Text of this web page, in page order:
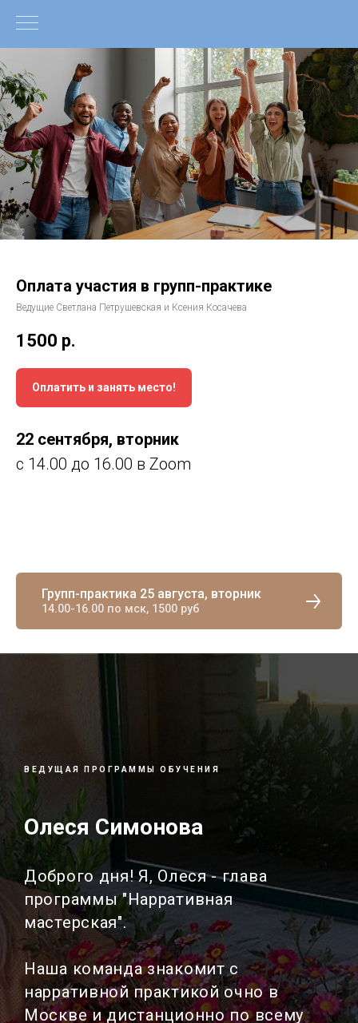
Оплата участия в групп-практике
Ведущие Светлана Петрушевская и Ксения Косачева
1500 р.
Оплатить и занять место!
22 сентября, вторник
с 14.00 до 16.00 в Zoom
Групп-практика 25 августа, вторник
14.00-16.00 по мск, 1500 руб
ВЕДУЩАЯ ПРОГРАММЫ ОБУЧЕНИЯ
Олеся Симонова
Доброго дня! Я, Олеся - глава
программы "Нарративная
мастерская".
Наша команда знакомит с
нарративной практикой очно в
Москве и дистанционно по всему